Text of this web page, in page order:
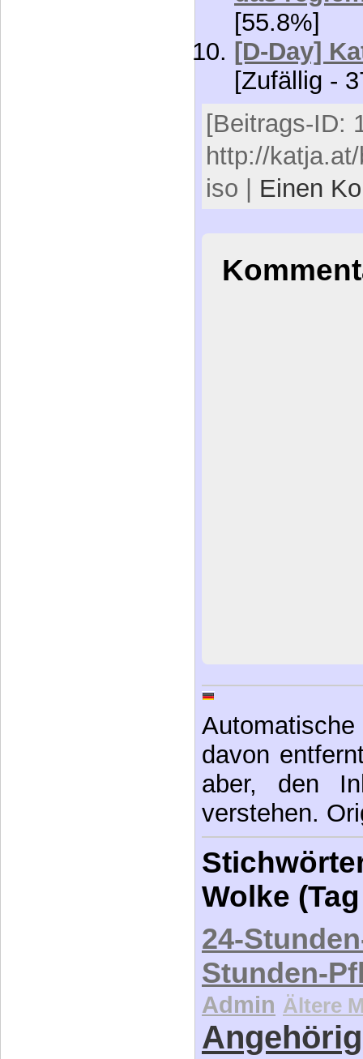
[55.8%]
[D-Day]
[Zufällig -
[Beitrags-ID:
http://
iso | Einen
davon
aber, den
verstehen.
Wolke
24-
Stunden-
Admin Ältere